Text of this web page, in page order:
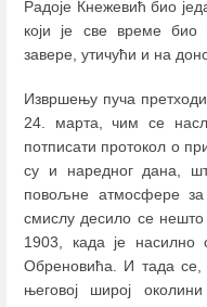
Радоје Кнежевић био
који је све време
завере, утичући и на
Извршењу пуча
24. марта, чим се
потписати протокол о
су и наредног дана,
повољне атмосфере
смислу десило се
1903, када је насилно
Обреновића. И тада
његовој широј